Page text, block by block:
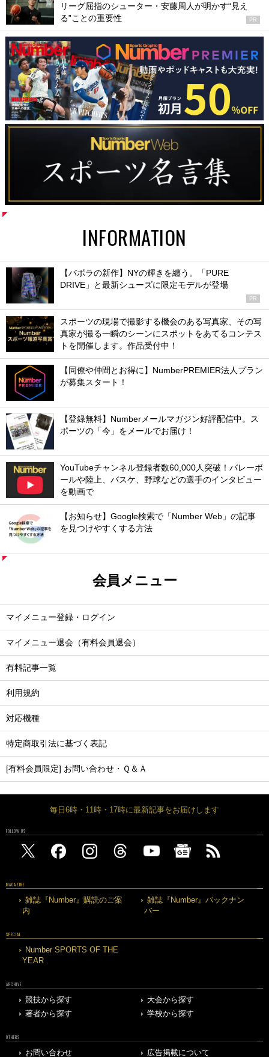
リーグ屈指のシューター・安藤周人が明かす“見え
る”ことの重要性
PR
INFORMATION
【バボラの新作】NYの輝きを纏う。「PURE
DRIVE」と最新シューズに限定モデルが登場
PR
スポーツの現場で撮影する機会のある写真家、その写
真家が撮る一瞬のシーンにスポットをあてるコンテス
トを開催します。作品受付中！
【同僚や仲間とお得に】NumberPREMIER法人プラン
が募集スタート！
【登録無料】Numberメールマガジン好評配信中。ス
ポーツの「今」をメールでお届け！
YouTubeチャンネル登録者数60,000人突破！バレーボ
ールや陸上、バスケ、野球などの選手のインタビュー
を動画で
【お知らせ】Google検索で「Number Web」の記事
を見つけやすくする方法
会員メニュー
マイメニュー登録・ログイン
マイメニュー退会（有料会員退会）
有料記事一覧
利用規約
対応機種
特定商取引法に基づく表記
[有料会員限定] お問い合わせ・Ｑ＆Ａ
毎日6時・11時・17時に最新記事をお届けします
FOLLOW US
MAGAZINE
雑誌『Number』購読のご案
内
雑誌『Number』バックナン
バー
SPECIAL
Number SPORTS OF THE
YEAR
ARCHIVE
競技から探す
大会から探す
著者から探す
学校から探す
OTHERS
お問い合わせ 広告掲載について